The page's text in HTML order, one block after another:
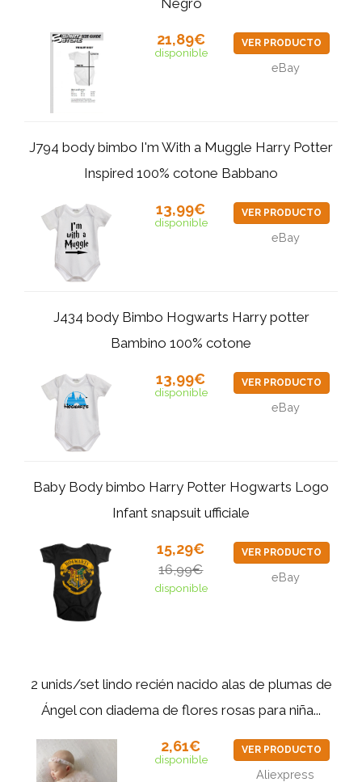
21,89€
disponible
VER PRODUCTO
eBay
J794 body bimbo I'm With a Muggle Harry Potter
Inspired 100% cotone Babbano
13,99€
disponible
VER PRODUCTO
eBay
J434 body Bimbo Hogwarts Harry potter
Bambino 100% cotone
13,99€
disponible
VER PRODUCTO
eBay
Baby Body bimbo Harry Potter Hogwarts Logo
Infant snapsuit ufficiale
15,29€
16,99€
disponible
VER PRODUCTO
eBay
2 unids/set lindo recién nacido alas de plumas de
Ángel con diadema de flores rosas para niña...
2,61€
disponible
VER PRODUCTO
Aliexpress